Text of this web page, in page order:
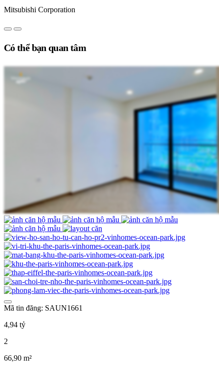
Mitsubishi Corporation
Có thể bạn quan tâm
Mã tin đăng: SAUN1661
4,94 tỷ
2
66,90 m²